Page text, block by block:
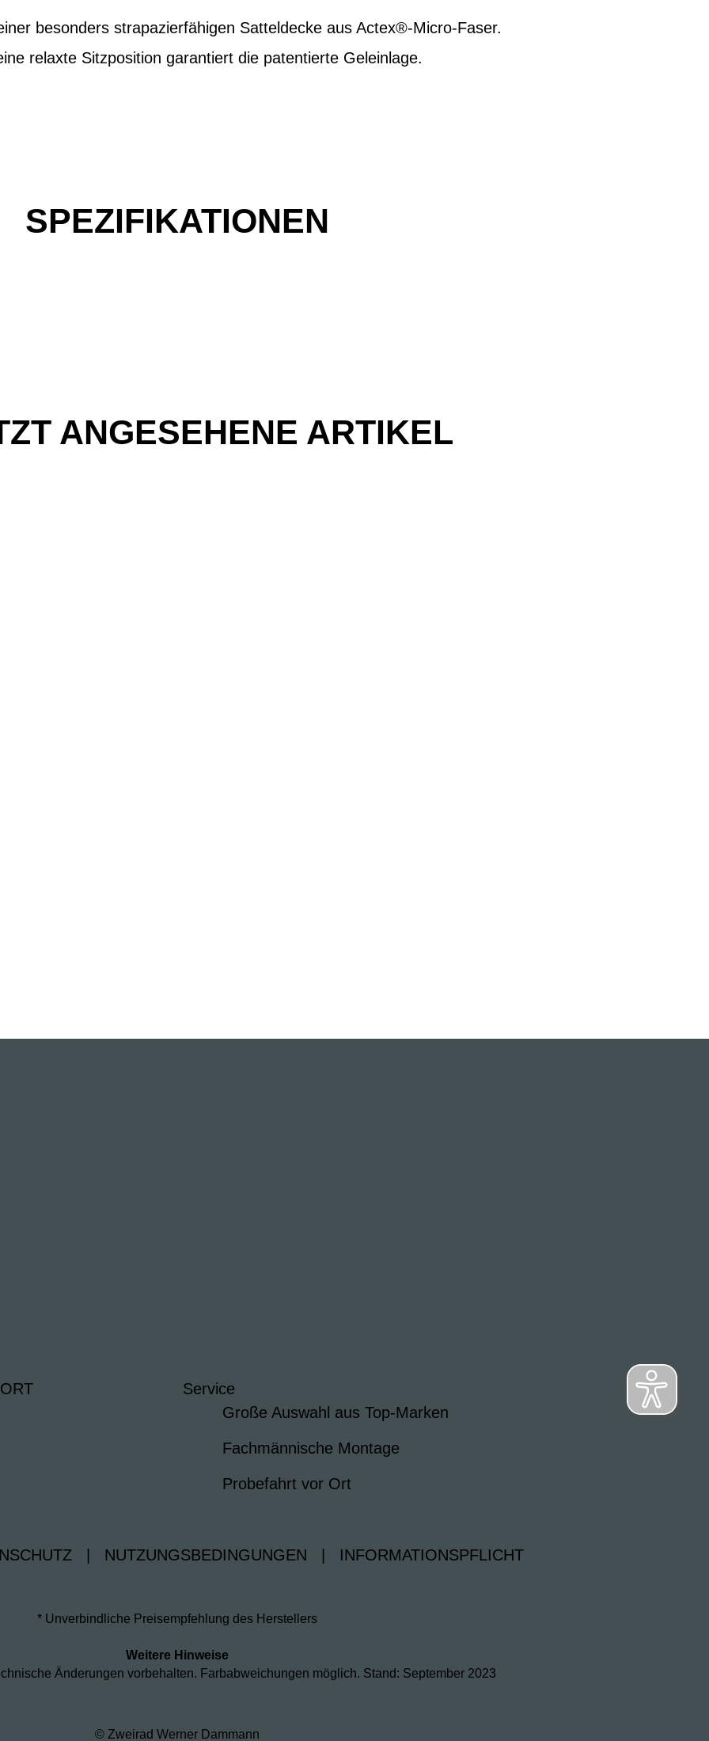
besonders strapazierfähigen Satteldecke aus Actex®-Micro-Faser.
relaxte Sitzposition garantiert die patentierte Geleinlage.
SPEZIFIKATIONEN
ANGESEHENE ARTIKEL
Service
Große Auswahl aus Top-Marken
Fachmännische Montage
Probefahrt vor Ort
NUTZUNGSBEDINGUNGEN INFORMATIONSPFLICHT
* Unverbindliche Preisempfehlung des Herstellers
Weitere Hinweise
Änderungen vorbehalten. Farbabweichungen möglich. Stand: September 2023
© Zweirad Werner Dammann